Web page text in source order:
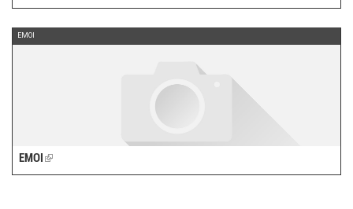
EMOI
EMOI(link